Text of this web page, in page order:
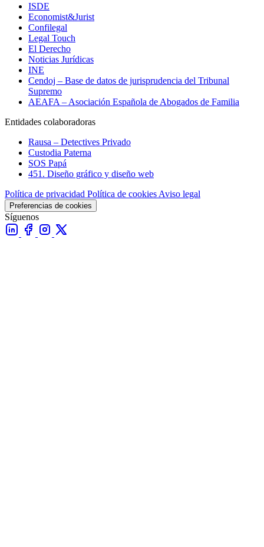
ISDE
Economist&Jurist
Confilegal
Legal Touch
El Derecho
Noticias Jurídicas
INE
Cendoj – Base de datos de jurisprudencia del Tribunal
Supremo
AEAFA – Asociación Española de Abogados de Familia
Entidades colaboradoras
Rausa – Detectives Privado
Custodia Paterna
SOS Papá
451. Diseño gráfico y diseño web
Política de privacidad Política de cookies Aviso legal
Preferencias de cookies
Síguenos